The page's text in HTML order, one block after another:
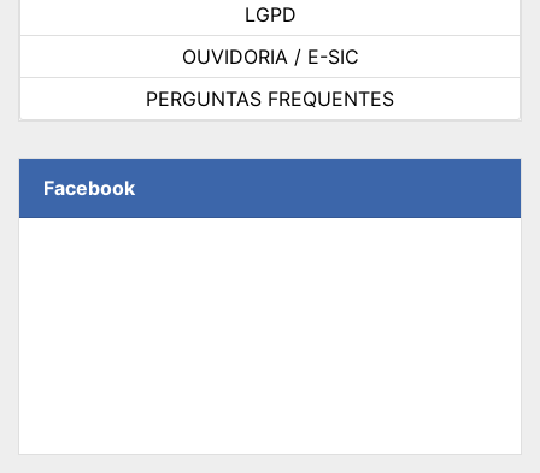
LGPD
OUVIDORIA / E-SIC
PERGUNTAS FREQUENTES
Facebook